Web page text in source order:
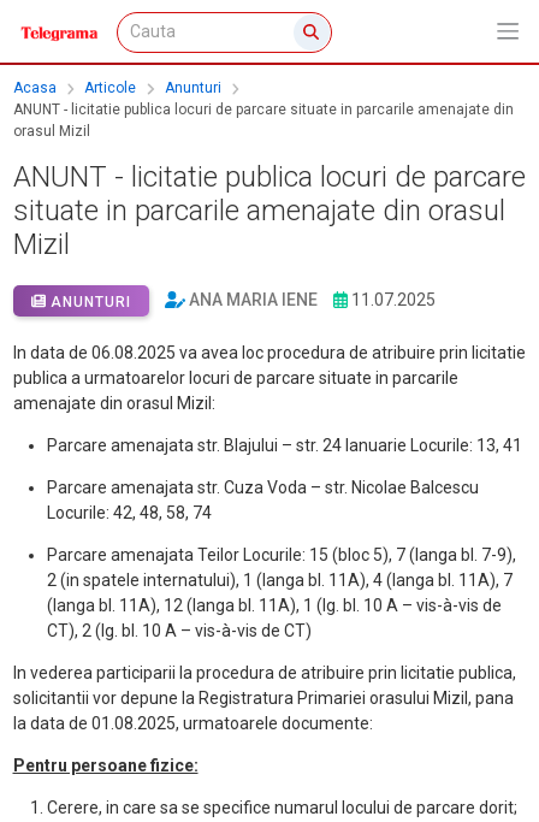
Acasa Articole
Anunturi
ANUNT - licitatie publica locuri de parcare situate in parcarile amenajate din
orasul Mizil
ANUNT - licitatie publica locuri de parcare
situate in parcarile amenajate din orasul
Mizil
ANUNTURI ANA MARIA IENE 11.07.2025
In data de 06.08.2025 va avea loc procedura de atribuire prin licitatie
publica a urmatoarelor locuri de parcare situate in parcarile
amenajate din orasul Mizil:
Parcare amenajata str. Blajului – str. 24 Ianuarie Locurile: 13, 41
Parcare amenajata str. Cuza Voda – str. Nicolae Balcescu
Locurile: 42, 48, 58, 74
Parcare amenajata Teilor Locurile: 15 (bloc 5), 7 (langa bl. 7-9),
2 (in spatele internatului), 1 (langa bl. 11A), 4 (langa bl. 11A), 7
(langa bl. 11A), 12 (langa bl. 11A), 1 (lg. bl. 10 A – vis-à-vis de
CT), 2 (lg. bl. 10 A – vis-à-vis de CT)
In vederea participarii la procedura de atribuire prin licitatie publica,
solicitantii vor depune la Registratura Primariei orasului Mizil, pana
la data de 01.08.2025, urmatoarele documente:
Pentru persoane fizice:
Cerere, in care sa se specifice numarul locului de parcare dorit;